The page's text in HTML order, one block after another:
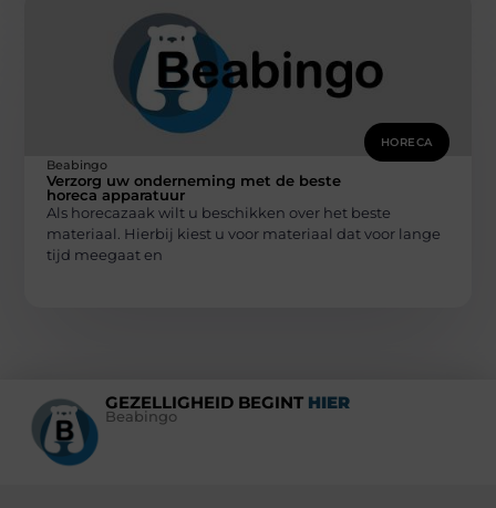
HORECA
Beabingo
Verzorg uw onderneming met de beste
horeca apparatuur
Als horecazaak wilt u beschikken over het beste
materiaal. Hierbij kiest u voor materiaal dat voor lange
tijd meegaat en
GEZELLIGHEID BEGINT HIER
Beabingo